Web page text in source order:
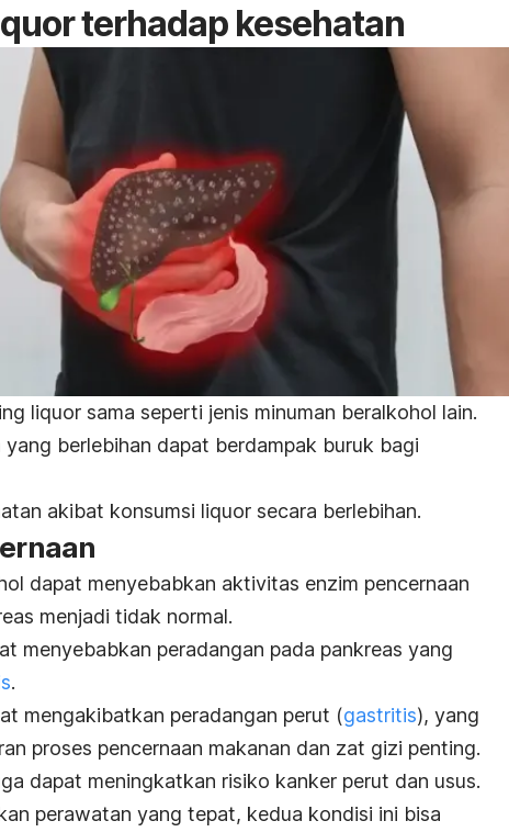
terhadap kesehatan
liquor sama seperti jenis minuman beralkohol lain.
yang berlebihan dapat berdampak buruk bagi
akibat konsumsi liquor secara berlebihan.
dapat menyebabkan aktivitas enzim pencernaan
menjadi tidak normal.
menyebabkan peradangan pada pankreas yang
.
mengakibatkan peradangan perut (gastritis), yang
proses pencernaan makanan dan zat gizi penting.
dapat meningkatkan risiko kanker perut dan usus.
perawatan yang tepat, kedua kondisi ini bisa